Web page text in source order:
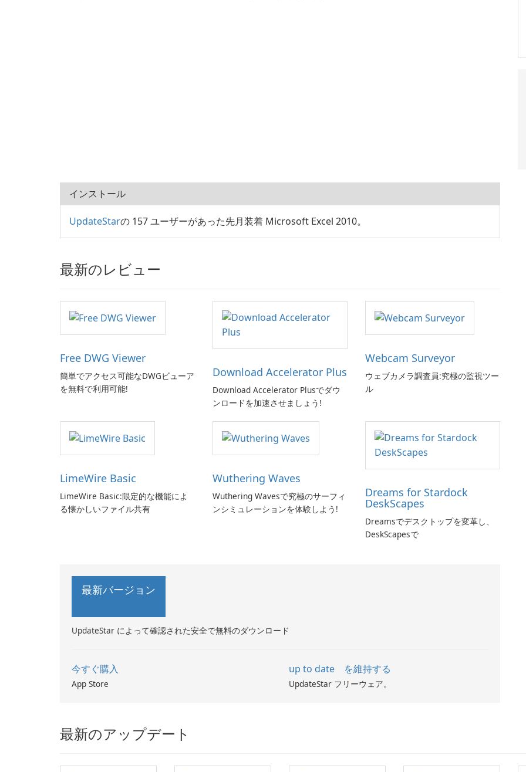
インストール
UpdateStarの 157 ユーザーがあった先月装着 Microsoft Excel 2010。
最新のレビュー
Free DWG Viewer
簡単でアクセス可能なDWGビューア
を無料で利用可能!
Download Accelerator Plus
Download Accelerator Plusでダウ
ンロードを加速させましょう!
Webcam Surveyor
ウェブカメラ調査員:究極の監視ツー
ル
LimeWire Basic
LimeWire Basic:限定的な機能によ
る懐かしいファイル共有
Wuthering Waves
Wuthering Wavesで究極のサーフィ
ンシミュレーションを体験しよう!
Dreams for Stardock
DeskScapes
Dreamsでデスクトップを変革し、
DeskScapesで
最新バージョン
UpdateStar によって確認された安全で無料のダウンロード
今すぐ購入
App Store
up to date を維持する
UpdateStar フリーウェア。
最新のアップデート